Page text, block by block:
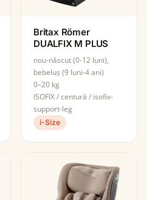
Britax Römer
DUALFIX M PLUS
nou-născut (0-12 luni),
bebeluș (9 luni-4 ani)
0–20 kg
ISOFIX / centură / isofix-
support-leg
i-Size